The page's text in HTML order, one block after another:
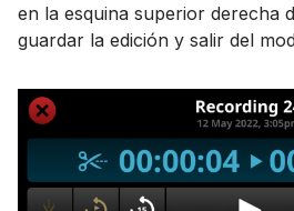
en la esquina superior derecha
guardar la edición y salir del